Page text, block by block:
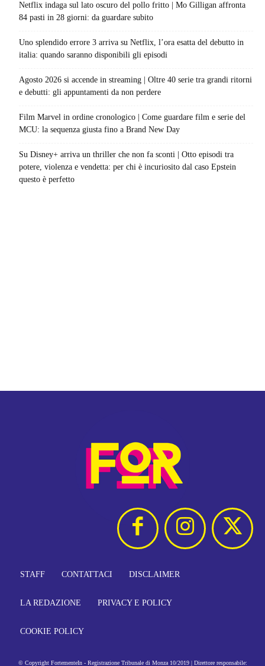
Netflix indaga sul lato oscuro del pollo fritto | Mo Gilligan affronta
84 pasti in 28 giorni: da guardare subito
Uno splendido errore 3 arriva su Netflix, l’ora esatta del debutto in
italia: quando saranno disponibili gli episodi
Agosto 2026 si accende in streaming | Oltre 40 serie tra grandi ritorni
e debutti: gli appuntamenti da non perdere
Film Marvel in ordine cronologico | Come guardare film e serie del
MCU: la sequenza giusta fino a Brand New Day
Su Disney+ arriva un thriller che non fa sconti | Otto episodi tra
potere, violenza e vendetta: per chi è incuriosito dal caso Epstein
questo è perfetto
STAFF CONTATTACI DISCLAIMER
LA REDAZIONE PRIVACY E POLICY
COOKIE POLICY
© Copyright FortementeIn - Registrazione Tribunale di Monza 10/2019 | Direttore responsabile: